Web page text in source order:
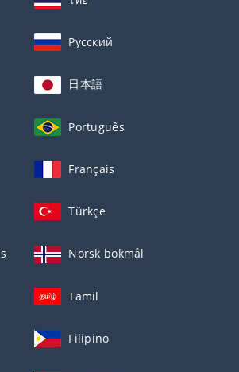
Русский
日本語
Português
Français
Türkçe
Norsk bokmål
Tamil
Filipino